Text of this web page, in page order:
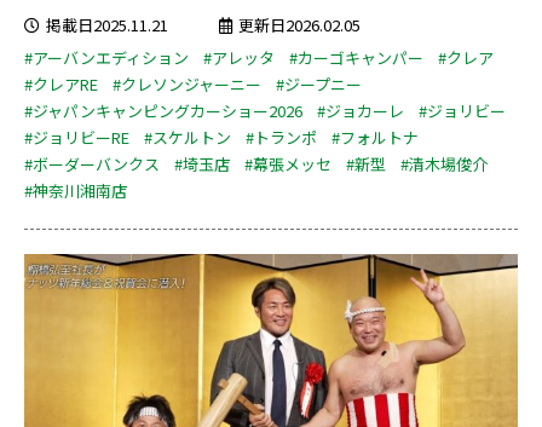
掲載日2025.11.21
更新日2026.02.05
#アーバンエディション
#アレッタ #カーゴキャンパー
#クレア
#クレアRE
#クレソンジャーニー
#ジープニー
#ジャパンキャンピングカーショー2026
#ジョカーレ
#ジョリビー
#ジョリビーRE
#スケルトン #トランポ
#フォルトナ
#ボーダーバンクス
#埼玉店 #幕張メッセ #新型
#清木場俊介
#神奈川湘南店